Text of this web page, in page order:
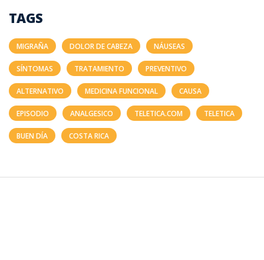
TAGS
MIGRAÑA DOLOR DE CABEZA NÁUSEAS
SÍNTOMAS TRATAMIENTO PREVENTIVO
ALTERNATIVO MEDICINA FUNCIONAL CAUSA
EPISODIO ANALGESICO TELETICA.COM TELETICA
BUEN DÍA COSTA RICA